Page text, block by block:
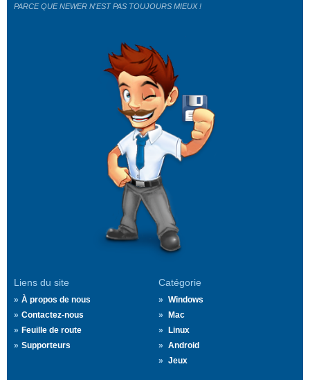
Liens du site
À propos de nous
Contactez-nous
Feuille de route
Supporteurs
Catégorie
Windows
Mac
Linux
Android
Jeux
PARCE QUE NEWER N'EST PAS TOUJOURS MIEUX !